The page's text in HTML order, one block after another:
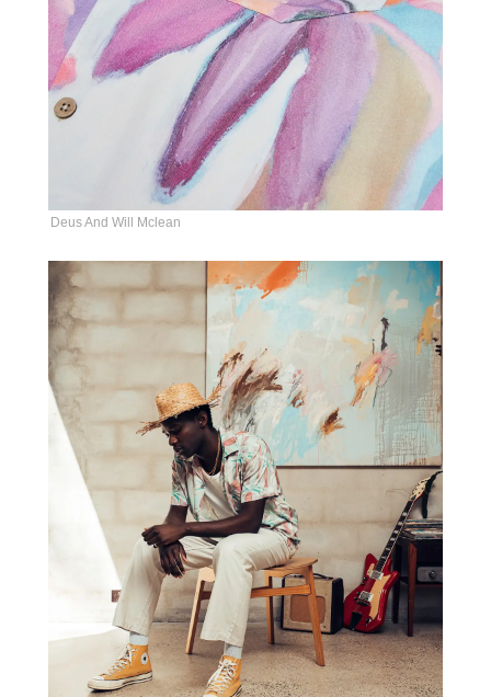
Deus And Will Mclean